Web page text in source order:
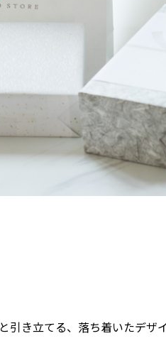
き立てる、落ち着いたデザ